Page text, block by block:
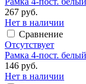
267 руб.
Нет в наличии
Сравнение
Отсутствует
Рамка 4-пост.
146 руб.
Нет в наличии